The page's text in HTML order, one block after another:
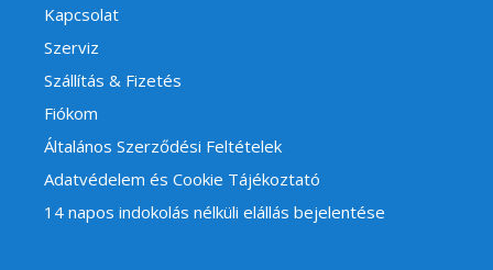
Kapcsolat
Szerviz
Szállítás & Fizetés
Fiókom
Általános Szerződési Feltételek
Adatvédelem és Cookie Tájékoztató
14 napos indokolás nélküli elállás bejelentése